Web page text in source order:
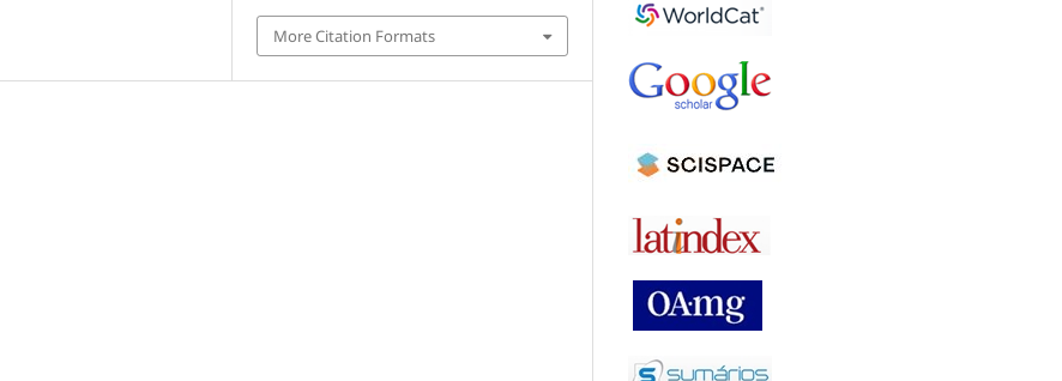
More Citation Formats